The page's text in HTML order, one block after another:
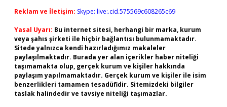
Reklam ve İletişim: Skype: live:.cid.575569c608265c69
Yasal Uyarı: Bu internet sitesi, herhangi bir marka, kurum
veya şahıs şirketi ile hiçbir bağlantısı bulunmamaktadır.
Sitede yalnızca kendi hazırladığımız makaleler
paylaşılmaktadır. Burada yer alan içerikler haber niteliği
taşımamakta olup, gerçek kurum ve kişiler hakkında
paylaşım yapılmamaktadır. Gerçek kurum ve kişiler ile isim
benzerlikleri tamamen tesadüfidir. Sitemizdeki bilgiler
taslak halindedir ve tavsiye niteliği taşımazlar.